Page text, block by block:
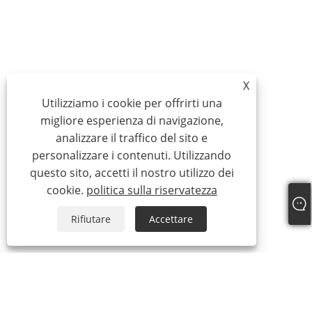
X
Utilizziamo i cookie per offrirti una
migliore esperienza di navigazione,
analizzare il traffico del sito e
personalizzare i contenuti. Utilizzando
questo sito, accetti il ​​nostro utilizzo dei
cookie. politica sulla riservatezza
Rifiutare Accettare